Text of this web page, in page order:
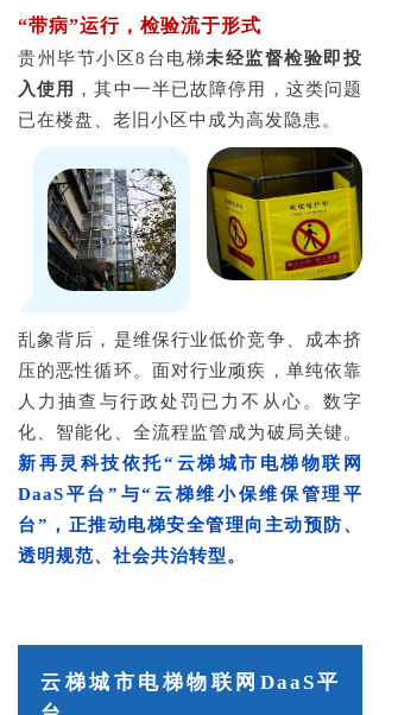
“带病”运行，检验流于形式
贵州毕节小区8台电梯未经监督检验即投
入使用 ，其中一半已故障停用，这类问题
已在楼盘、老旧小区中成为高发隐患。
乱象背后，是维保行业低价竞争、成本挤
压的恶性循环。面对行业顽疾，单纯依靠
人力抽查与行政处罚已力不从心。数字
化、智能化、全流程监管成为破局关键。
新再灵科技依托“云梯城市电梯物联网
DaaS平台”与“云梯维小保维保管理平
台”，正推动电梯安全管理向主动预防、
透明规范、社会共治转型。
云梯城市电梯物联网DaaS平